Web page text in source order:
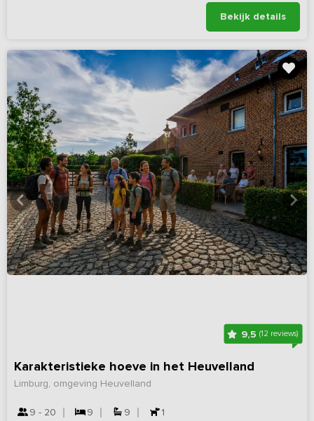
Bekijk details
9,5(12 reviews)
Karakteristieke hoeve in het Heuvelland
Limburg, omgeving Heuvelland
9 - 20 9 9 1